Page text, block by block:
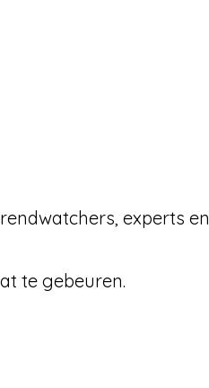
experts en
te gebeuren.